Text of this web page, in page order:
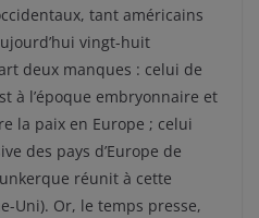
tant américains
vingt-huit
deux manques : celui de
à l’époque embryonnaire et
la paix en Europe ; celui
des pays d’Europe de
réunit à cette
Uni). Or, le temps presse,